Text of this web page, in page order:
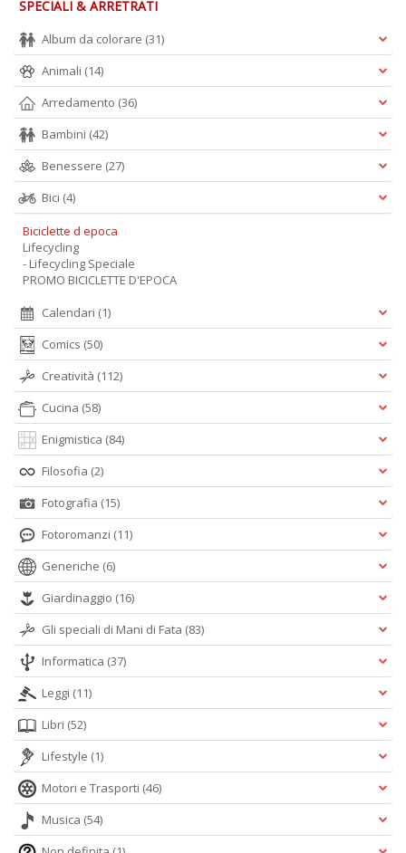
SPECIALI & ARRETRATI
Album da colorare (31)
Animali (14)
Arredamento (36)
Bambini (42)
Benessere (27)
Bici (4)
Biciclette d epoca
Lifecycling
- Lifecycling Speciale
PROMO BICICLETTE D'EPOCA
Calendari (1)
Comics (50)
Creatività (112)
Cucina (58)
Enigmistica (84)
Filosofia (2)
Fotografia (15)
Fotoromanzi (11)
Generiche (6)
Giardinaggio (16)
Gli speciali di Mani di Fata (83)
Informatica (37)
Leggi (11)
Libri (52)
Lifestyle (1)
Motori e Trasporti (46)
Musica (54)